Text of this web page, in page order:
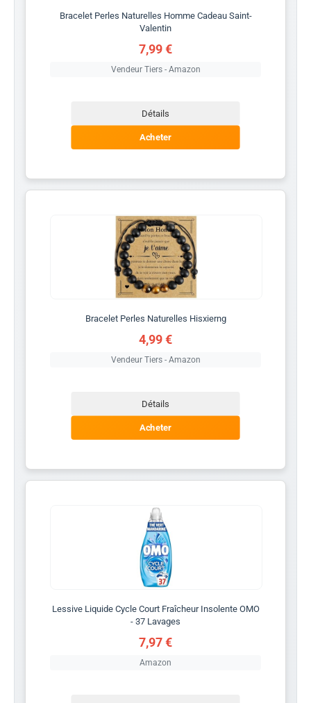
Bracelet Perles Naturelles Homme Cadeau Saint-
Valentin
7,99 €
Vendeur Tiers - Amazon
Détails
Acheter
Bracelet Perles Naturelles Hisxierng
4,99 €
Vendeur Tiers - Amazon
Détails
Acheter
Lessive Liquide Cycle Court Fraîcheur Insolente OMO
- 37 Lavages
7,97 €
Amazon